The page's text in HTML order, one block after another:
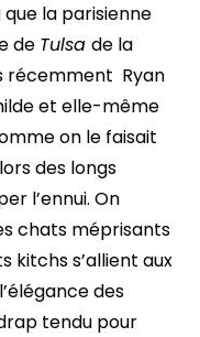
la parisienne
de Tulsa de la
récemment Ryan
et elle-même
on le faisait
des longs
l’ennui. On
chats méprisants
kitchs s’allient aux
des
tendu pour